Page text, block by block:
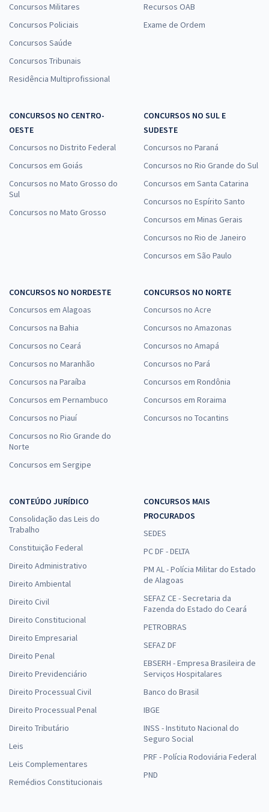
Concursos Militares
Concursos Policiais
Concursos Saúde
Concursos Tribunais
Residência Multiprofissional
Recursos OAB
Exame de Ordem
CONCURSOS NO CENTRO-
OESTE
Concursos no Distrito Federal
Concursos em Goiás
Concursos no Mato Grosso do
Sul
Concursos no Mato Grosso
CONCURSOS NO SUL E
SUDESTE
Concursos no Paraná
Concursos no Rio Grande do Sul
Concursos em Santa Catarina
Concursos no Espírito Santo
Concursos em Minas Gerais
Concursos no Rio de Janeiro
Concursos em São Paulo
CONCURSOS NO NORDESTE
Concursos em Alagoas
Concursos na Bahia
Concursos no Ceará
Concursos no Maranhão
Concursos na Paraíba
Concursos em Pernambuco
Concursos no Piauí
Concursos no Rio Grande do
Norte
Concursos em Sergipe
CONCURSOS NO NORTE
Concursos no Acre
Concursos no Amazonas
Concursos no Amapá
Concursos no Pará
Concursos em Rondônia
Concursos em Roraima
Concursos no Tocantins
CONTEÚDO JURÍDICO
Consolidação das Leis do
Trabalho
Constituição Federal
Direito Administrativo
Direito Ambiental
Direito Civil
Direito Constitucional
Direito Empresarial
Direito Penal
Direito Previdenciário
Direito Processual Civil
Direito Processual Penal
Direito Tributário
Leis
Leis Complementares
Remédios Constitucionais
CONCURSOS MAIS
PROCURADOS
SEDES
PC DF - DELTA
PM AL - Polícia Militar do Estado
de Alagoas
SEFAZ CE - Secretaria da
Fazenda do Estado do Ceará
PETROBRAS
SEFAZ DF
EBSERH - Empresa Brasileira de
Serviços Hospitalares
Banco do Brasil
IBGE
INSS - Instituto Nacional do
Seguro Social
PRF - Polícia Rodoviária Federal
PND